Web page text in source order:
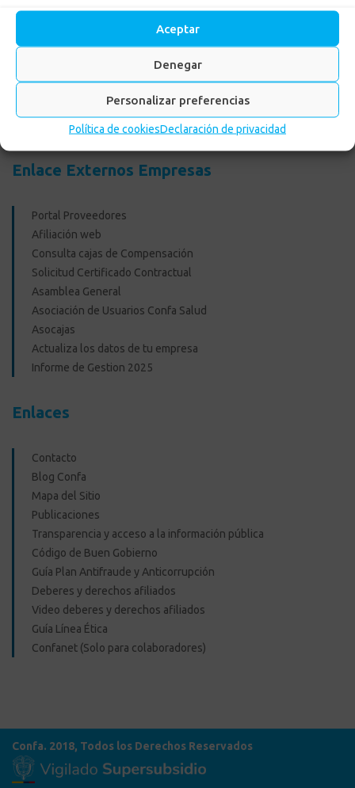
Aceptar
Denegar
Personalizar preferencias
Política de cookiesDeclaración de privacidad
Cumplimiento normas y recomendaciones para uso de Centros
Autorización tratamiento y uso de datos menores
Autorización ingreso menores Centros vacacionales
Actualiza tus datos
Reglamento para ingreso de mascotas a los Centros
Recreacionales
Enlace Externos Empresas
Portal Proveedores
Afiliación web
Consulta cajas de Compensación
Solicitud Certificado Contractual
Asamblea General
Asociación de Usuarios Confa Salud
Asocajas
Actualiza los datos de tu empresa
Informe de Gestion 2025
Enlaces
Contacto
Blog Confa
Mapa del Sitio
Publicaciones
Transparencia y acceso a la información pública
Código de Buen Gobierno
Guía Plan Antifraude y Anticorrupción
Deberes y derechos afiliados
Video deberes y derechos afiliados
Guía Línea Ética
Confanet (Solo para colaboradores)
Confa. 2018, Todos los Derechos Reservados